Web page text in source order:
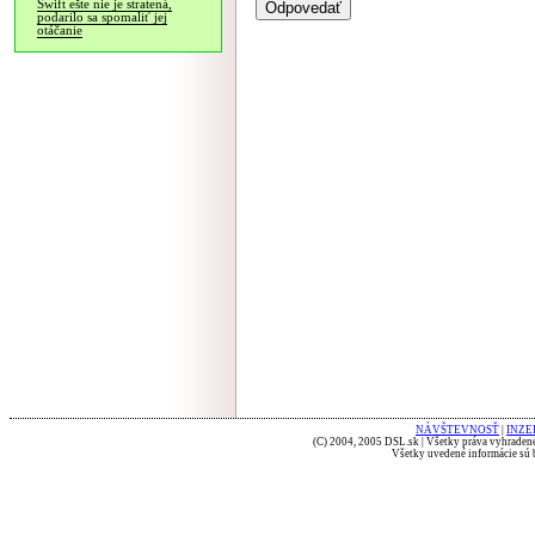
Swift ešte nie je stratená,
podarilo sa spomaliť jej
otáčanie
NÁVŠTEVNOSŤ
(C) 2004, 2005 DSL.sk | Všetky práva
Všetky uvedené informácie sú